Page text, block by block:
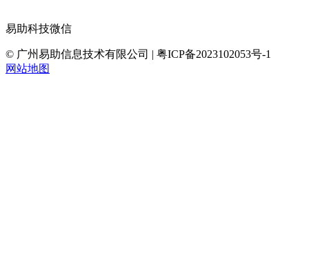
易助科技微信
© 广州易助信息技术有限公司 | 粤ICP备2023102053号-1
网站地图